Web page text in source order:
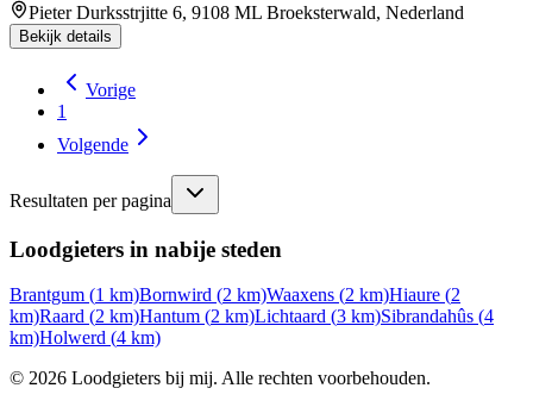
Pieter Durksstrjitte 6, 9108 ML Broeksterwald, Nederland
Bekijk details
Vorige
1
Volgende
Resultaten per pagina
Loodgieters in nabije steden
Brantgum (1 km)Bornwird (2 km)Waaxens (2 km)Hiaure (2
km)Raard (2 km)Hantum (2 km)Lichtaard (3 km)Sibrandahûs (4
km)Holwerd (4 km)
© 2026 Loodgieters bij mij. Alle rechten voorbehouden.